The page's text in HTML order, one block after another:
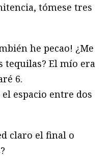
tómese tres
he pecao! ¿Me
tequilas? El mío era
6.
espacio entre dos
claro el final o